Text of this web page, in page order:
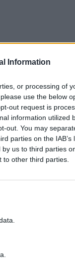
Information
or processing of
use the below
out request is
information utilized
out. You may
parties on the IAB’s
us to third parties
other third parties.